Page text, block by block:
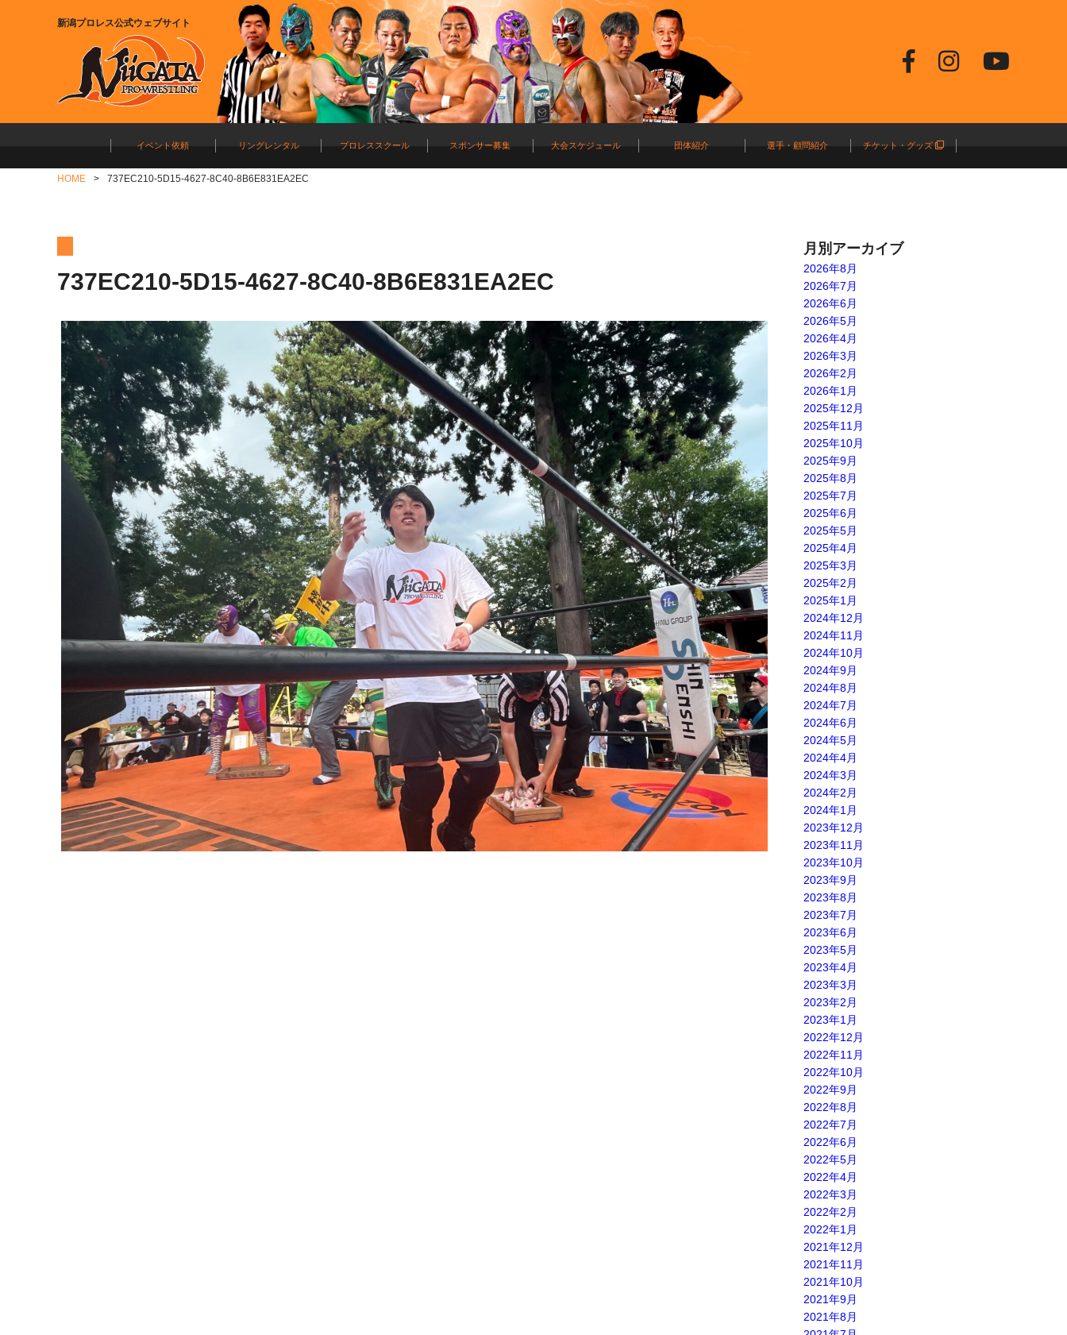
新潟プロレス公式ウェブサイト
イベント依頼 リングレンタル プロレススクール スポンサー募集 大会スケジュール 団体紹介 選手・顧問紹介 チケット・グッズ
HOME 737EC210-5D15-4627-8C40-8B6E831EA2EC
737EC210-5D15-4627-8C40-8B6E831EA2EC
月別アーカイブ
2026年8月
2026年7月
2026年6月
2026年5月
2026年4月
2026年3月
2026年2月
2026年1月
2025年12月
2025年11月
2025年10月
2025年9月
2025年8月
2025年7月
2025年6月
2025年5月
2025年4月
2025年3月
2025年2月
2025年1月
2024年12月
2024年11月
2024年10月
2024年9月
2024年8月
2024年7月
2024年6月
2024年5月
2024年4月
2024年3月
2024年2月
2024年1月
2023年12月
2023年11月
2023年10月
2023年9月
2023年8月
2023年7月
2023年6月
2023年5月
2023年4月
2023年3月
2023年2月
2023年1月
2022年12月
2022年11月
2022年10月
2022年9月
2022年8月
2022年7月
2022年6月
2022年5月
2022年4月
2022年3月
2022年2月
2022年1月
2021年12月
2021年11月
2021年10月
2021年9月
2021年8月